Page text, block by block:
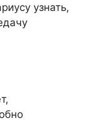
узнать,